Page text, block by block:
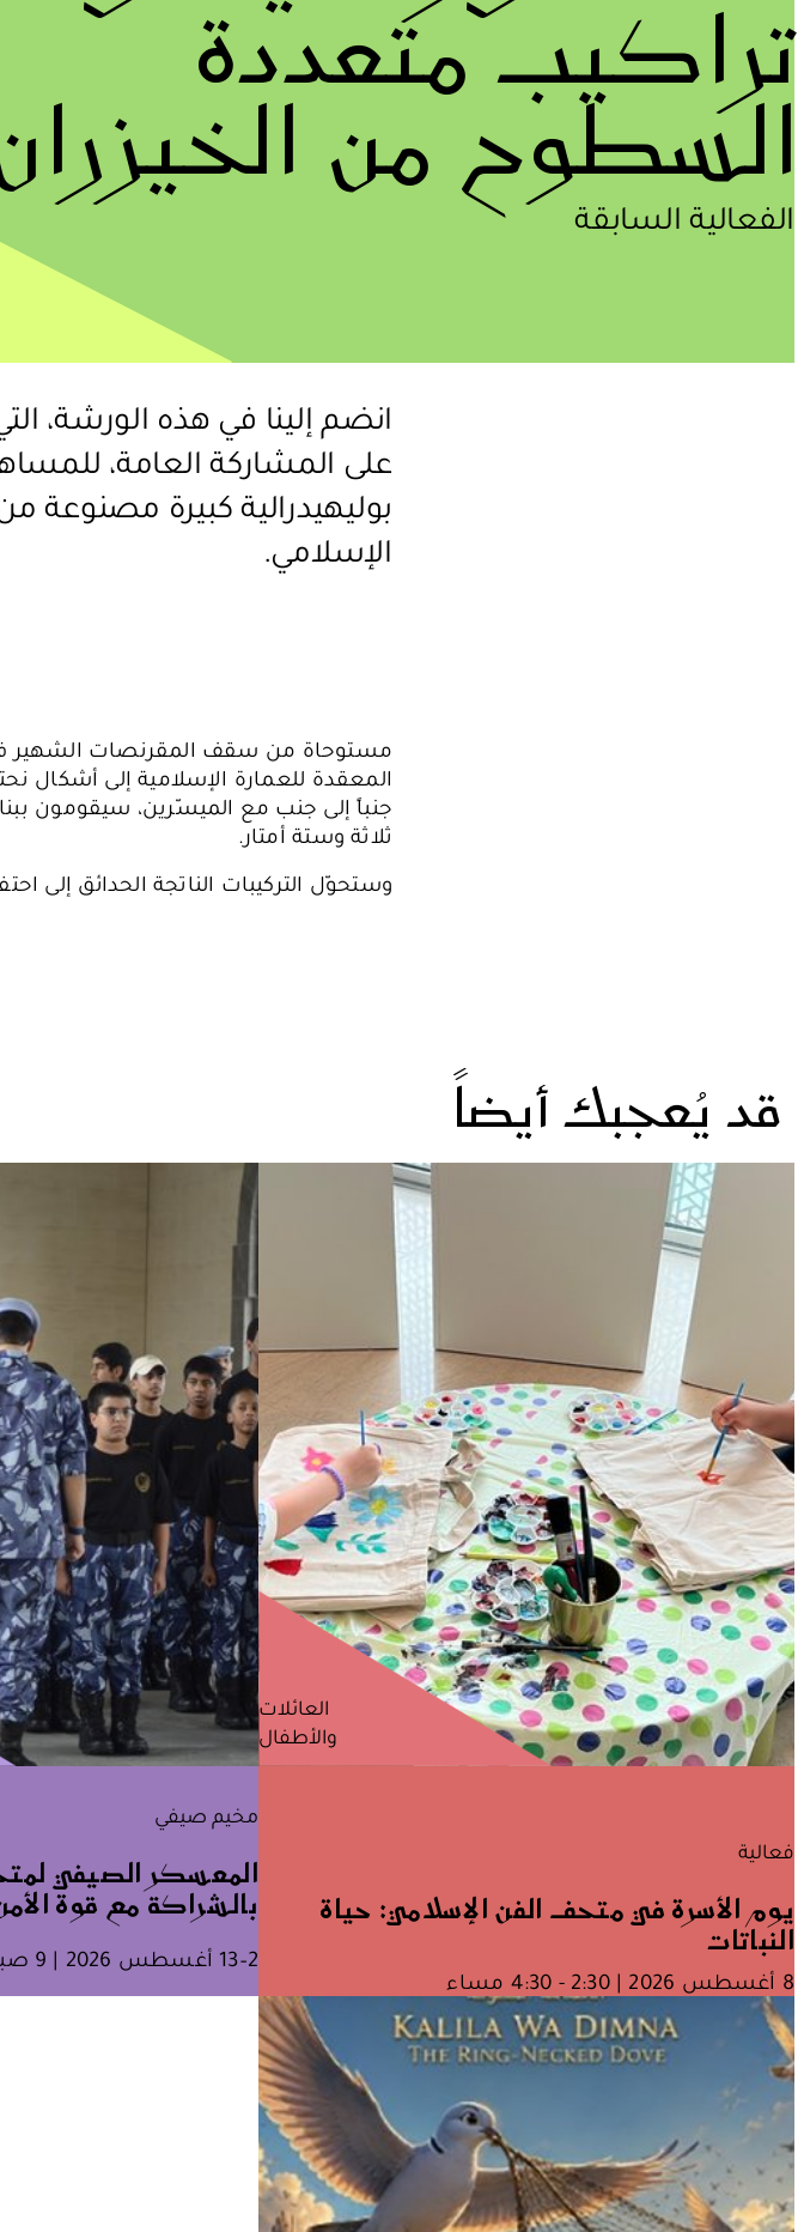
تراكيب متعددة
السطوح من
الفعالية السابقة
انضم إلينا في هذه الورشة،
على المشاركة العامة،
بوليهيدرالية كبيرة مصنوعة
الإسلامي.
مستوحاة من سقف المقرنصات الشهير في
المعقدة للعمارة الإسلامية إلى أشكال
جنباً إلى جنب مع الميسّرين، سيقومون
ثلاثة وستة أمتار.
وستحوّل التركيبات الناتجة الحدائق إلى
قد يُعجبك أيضاً
العائلات
والأطفال
فعالية
يوم الأسرة في متحف الفن الإسلامي: حياة
النباتات
8 أغسطس 2026 | 2:30 - 4:30 مساء
مخيم صيفي
بالشراكة مع قوة
2–13 أغسطس 2026 | 9 صباحاً – 1:30 ظهراً